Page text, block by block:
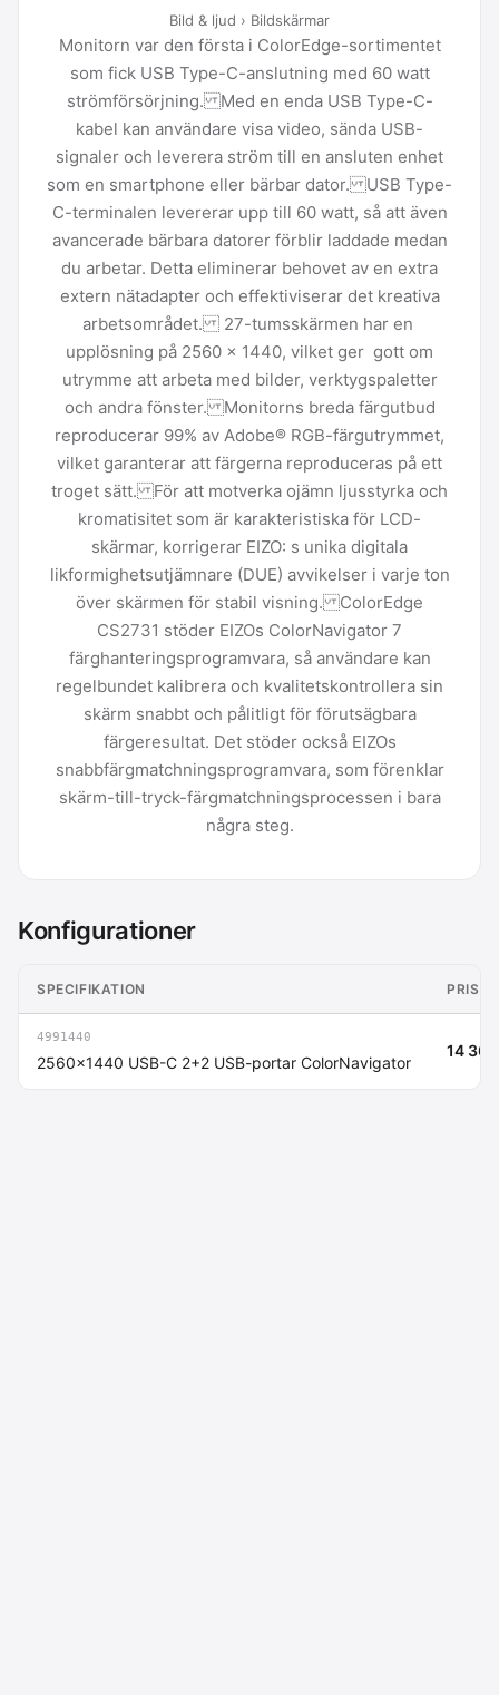
Bild & ljud › Bildskärmar
Monitorn var den första i ColorEdge-sortimentet
som fick USB Type-C-anslutning med 60 watt
strömförsörjning. Med en enda USB Type-C-
kabel kan användare visa video, sända USB-
signaler och leverera ström till en ansluten enhet
som en smartphone eller bärbar dator. USB Type-
C-terminalen levererar upp till 60 watt, så att även
avancerade bärbara datorer förblir laddade medan
du arbetar. Detta eliminerar behovet av en extra
extern nätadapter och effektiviserar det kreativa
arbetsområdet. 27-tumsskärmen har en
upplösning på 2560 x 1440, vilket ger gott om
utrymme att arbeta med bilder, verktygspaletter
och andra fönster. Monitorns breda färgutbud
reproducerar 99% av Adobe® RGB-färgutrymmet,
vilket garanterar att färgerna reproduceras på ett
troget sätt. För att motverka ojämn ljusstyrka och
kromatisitet som är karakteristiska för LCD-
skärmar, korrigerar EIZO: s unika digitala
likformighetsutjämnare (DUE) avvikelser i varje ton
över skärmen för stabil visning. ColorEdge
CS2731 stöder EIZOs ColorNavigator 7
färghanteringsprogramvara, så användare kan
regelbundet kalibrera och kvalitetskontrollera sin
skärm snabbt och pålitligt för förutsägbara
färgeresultat. Det stöder också EIZOs
snabbfärgmatchningsprogramvara, som förenklar
skärm-till-tryck-färgmatchningsprocessen i bara
några steg.
Konfigurationer
SPECIFIKATION PRIS
4991440
2560x1440 USB-C 2+2 USB-portar ColorNavigator
14